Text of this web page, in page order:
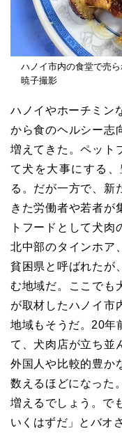
ハノイ市内の食堂で売
暁子撮影
ハノイやホーチミン
から食のヘルシー志
増えてきた。ペット
て犬を大事にする
る。だが一方で、新
きた労働者や若者が
トフードとして犬肉
北中部のタインホア
貧困県と呼ばれたが
む地域だ。ここでも
が取材したハノイ市
地域もそうだ。20年
て、犬肉店が立ち並
外国人や比較的豊か
数えるほどになった
増えるでしょう。で
いくはずだ」とバオ